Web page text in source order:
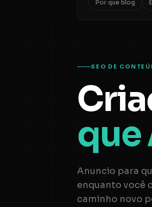
Por que blog
SEO DE
que
Anuncio para
enquanto você
caminho novo